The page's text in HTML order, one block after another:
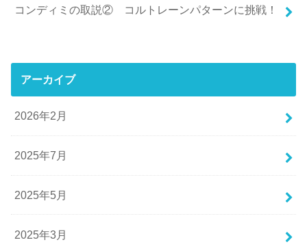
コンディミの取説② コルトレーンパターンに挑戦！
アーカイブ
2026年2月
2025年7月
2025年5月
2025年3月